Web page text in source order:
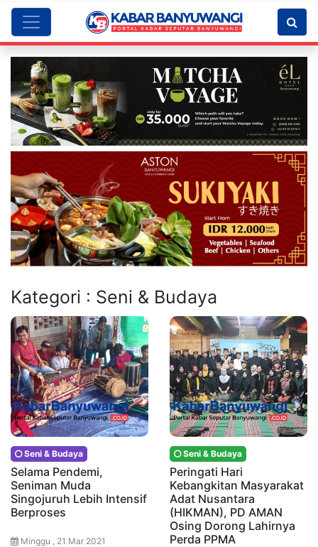
Kategori : Seni & Budaya
Seni & Budaya
Selama Pendemi,
Seniman Muda
Singojuruh Lebih Intensif
Berproses
Minggu , 21 Mar 2021
Seni & Budaya
Peringati Hari
Kebangkitan Masyarakat
Adat Nusantara
(HIKMAN), PD AMAN
Osing Dorong Lahirnya
Perda PPMA